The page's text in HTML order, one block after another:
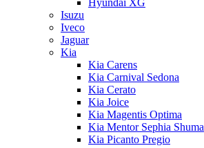
Hyundai XG
Isuzu
Iveco
Jaguar
Kia
Kia Carens
Kia Carnival Sedona
Kia Cerato
Kia Joice
Kia Magentis Optima
Kia Mentor Sephia Shuma
Kia Picanto Pregio